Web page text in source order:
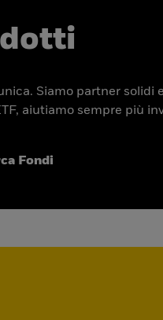
Siamo partner
aiutiamo sempre più
Fondi